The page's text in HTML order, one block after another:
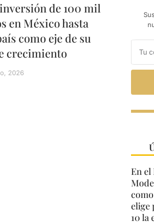
de 100 mil
en México hasta
como eje de su
crecimiento
2026
En el
elige
10 la